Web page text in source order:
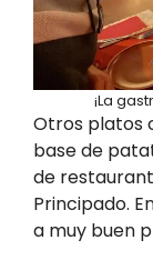
¡La
Otros platos
base de
de
Principado.
a muy buen